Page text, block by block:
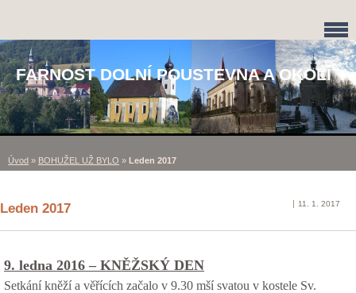
FARNOST DOLNÍ POUSTEVNA A OKOLÍ
Úvod » BOHUŽEL UŽ BYLO » Leden 2017
Leden 2017 11. 1. 2017
9. ledna 2016 – KNĚŽSKÝ DEN
Setkání kněží a věřících začalo v 9.30 mší svatou v kostele Sv.